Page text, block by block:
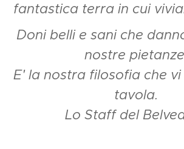
fantastica terra in cui
Doni belli e sani che
nostre
E' la nostra filosofia che
tavola.
Lo Staff del